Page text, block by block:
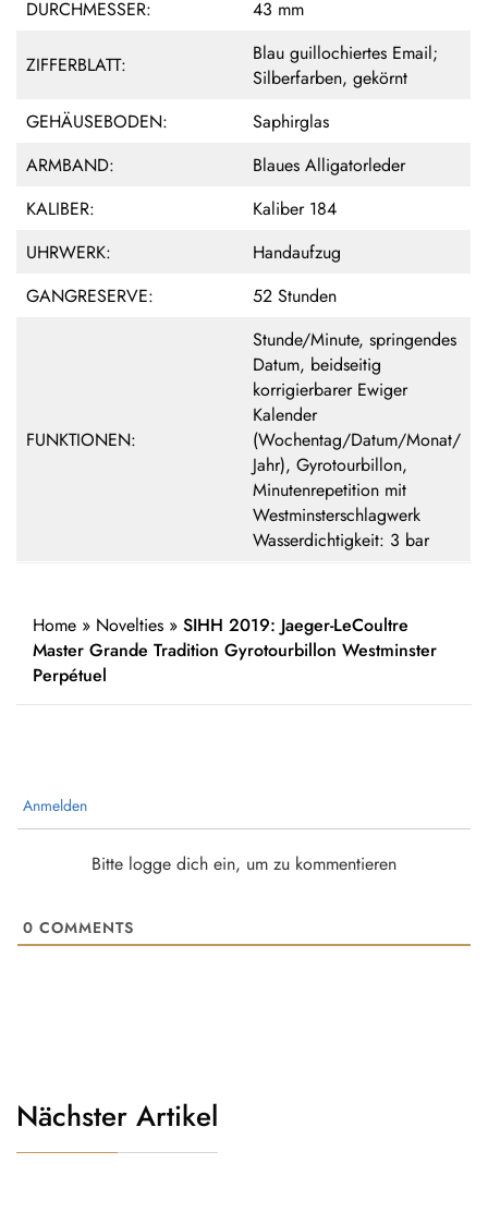
DURCHMESSER: 43 mm
ZIFFERBLATT:
Blau guillochiertes Email;
Silberfarben, gekörnt
GEHÄUSEBODEN:
Saphirglas
ARMBAND:
Blaues Alligatorleder
KALIBER:
Kaliber 184
UHRWERK:
Handaufzug
GANGRESERVE:
52 Stunden
FUNKTIONEN:
Stunde/Minute, springendes
Datum, beidseitig
korrigierbarer Ewiger
Kalender
(Wochentag/Datum/Monat/
Jahr), Gyrotourbillon,
Minutenrepetition mit
Westminsterschlagwerk
Wasserdichtigkeit: 3 bar
Home » Novelties » SIHH 2019: Jaeger-LeCoultre
Master Grande Tradition Gyrotourbillon Westminster
Perpétuel
Anmelden
Bitte logge dich ein, um zu kommentieren
0 COMMENTS
Nächster Artikel